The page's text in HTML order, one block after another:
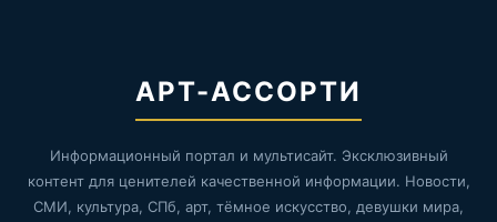
АРТ-АССОРТИ
Информационный портал и мультисайт. Эксклюзивный
контент для ценителей качественной информации. Новости,
СМИ, культура, СПб, арт, тёмное искусство, девушки мира,